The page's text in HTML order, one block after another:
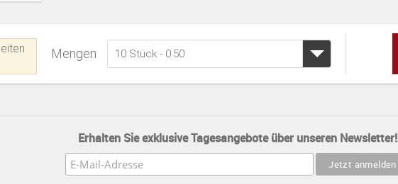
Mengen 10 Stück - 0.50
Erhalten Sie exklusive Tagesangebote über unseren Newsletter!